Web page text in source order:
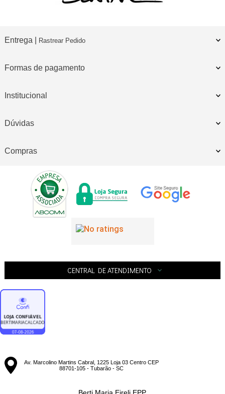
Entrega | Rastrear Pedido
Formas de pagamento
Institucional
Dúvidas
Compras
CENTRAL DE ATENDIMENTO
Av. Marcolino Martins Cabral, 1225 Loja 03 Centro CEP
88701-105 - Tubarão - SC